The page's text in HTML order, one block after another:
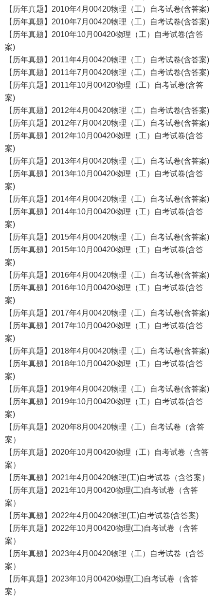
【历年真题】2010年4月00420物理（工）自考试卷(含答案)
【历年真题】2010年7月00420物理（工）自考试卷(含答案)
【历年真题】2010年10月00420物理（工）自考试卷(含答
案)
【历年真题】2011年4月00420物理（工）自考试卷(含答案)
【历年真题】2011年7月00420物理（工）自考试卷(含答案)
【历年真题】2011年10月00420物理（工）自考试卷(含答
案)
【历年真题】2012年4月00420物理（工）自考试卷(含答案)
【历年真题】2012年7月00420物理（工）自考试卷(含答案)
【历年真题】2012年10月00420物理（工）自考试卷(含答
案)
【历年真题】2013年4月00420物理（工）自考试卷(含答案)
【历年真题】2013年10月00420物理（工）自考试卷(含答
案)
【历年真题】2014年4月00420物理（工）自考试卷(含答案)
【历年真题】2014年10月00420物理（工）自考试卷(含答
案)
【历年真题】2015年4月00420物理（工）自考试卷(含答案)
【历年真题】2015年10月00420物理（工）自考试卷(含答
案)
【历年真题】2016年4月00420物理（工）自考试卷(含答案)
【历年真题】2016年10月00420物理（工）自考试卷(含答
案)
【历年真题】2017年4月00420物理（工）自考试卷(含答案)
【历年真题】2017年10月00420物理（工）自考试卷(含答
案)
【历年真题】2018年4月00420物理（工）自考试卷(含答案)
【历年真题】2018年10月00420物理（工）自考试卷(含答
案)
【历年真题】2019年4月00420物理（工）自考试卷(含答案)
【历年真题】2019年10月00420物理（工）自考试卷(含答
案)
【历年真题】2020年8月00420物理（工）自考试卷（含答
案）
【历年真题】2020年10月00420物理（工）自考试卷（含答
案）
【历年真题】2021年4月00420物理(工)自考试卷（含答案）
【历年真题】2021年10月00420物理(工)自考试卷（含答
案）
【历年真题】2022年4月00420物理(工)自考试卷(含答案)
【历年真题】2022年10月00420物理(工)自考试卷（含答
案）
【历年真题】2023年4月00420物理（工）自考试卷（含答
案）
【历年真题】2023年10月00420物理(工)自考试卷（含答
案）